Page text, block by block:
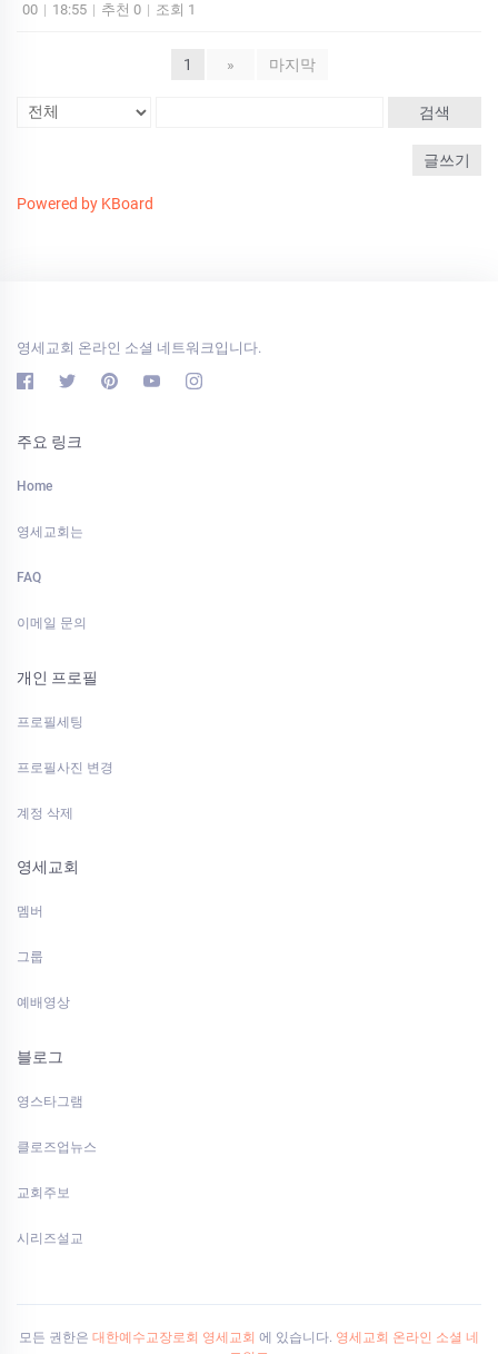
00 | 18:55 | 추천 0 | 조회 1
1 » 마지막
검색
글쓰기
Powered by KBoard
영세교회 온라인 소셜 네트워크입니다.
주요 링크
Home
영세교회는
FAQ
이메일 문의
개인 프로필
프로필세팅
프로필사진 변경
계정 삭제
영세교회
멤버
그룹
예배영상
블로그
영스타그램
클로즈업뉴스
교회주보
시리즈설교
모든 권한은 대한예수교장로회 영세교회 에 있습니다. 영세교회 온라인 소셜 네